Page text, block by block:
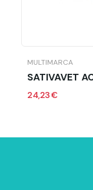
MULTIMARCA
SATIVAVET
24,23 €